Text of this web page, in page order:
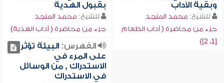
وبقية الآداب
للشيخ: محمد المنجد
جزء من محاضرة ( آداب الطعام
[1، 2])
بقبول الهدية
للشيخ: محمد المنجد
جزء من محاضرة ( آداب الهدية)
الفهرس:البيئة تؤثر
على المرء في
الاستدراك , من الوسائل
في الاستدراك